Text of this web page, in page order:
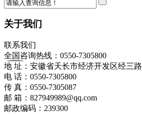
关于我们
联系我们
全国咨询热线： 0550-7305800
地 址：安徽省天长市经济开发区经三路
电 话：0550-7305800
传 真：0550-7305087
邮 箱：827949989@qq.com
邮政编码：239300